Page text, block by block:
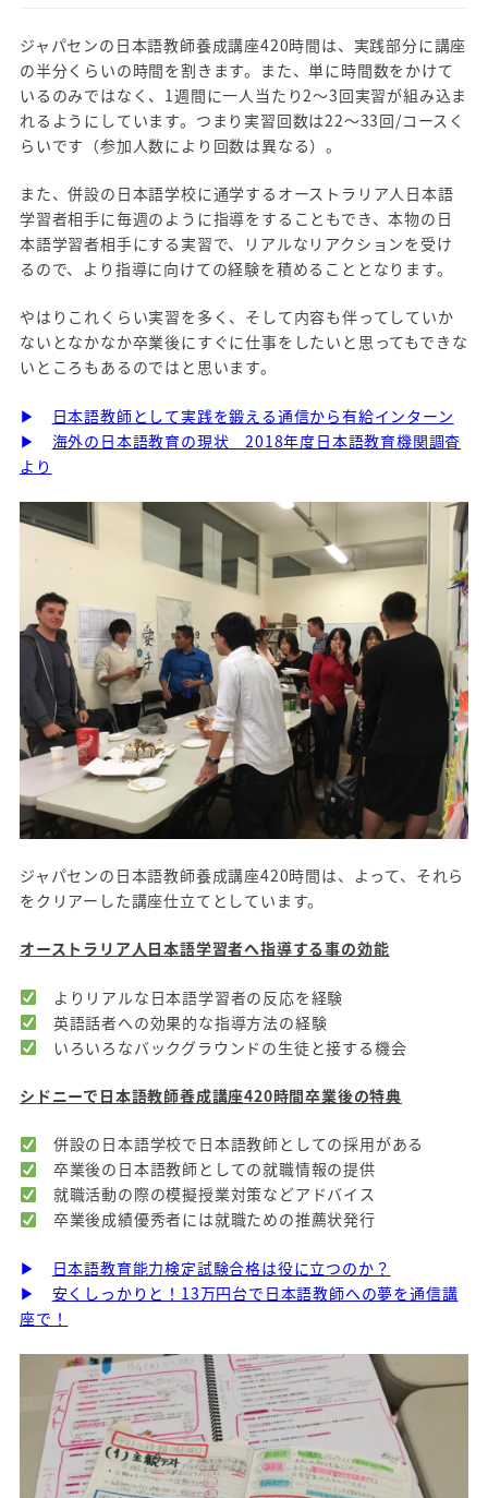
ジャパセンの日本語教師養成講座420時間は、実践部分に講座
の半分くらいの時間を割きます。また、単に時間数をかけて
いるのみではなく、1週間に一人当たり2～3回実習が組み込ま
れるようにしています。つまり実習回数は22～33回/コースく
らいです（参加人数により回数は異なる）。
また、併設の日本語学校に通学するオーストラリア人日本語
学習者相手に毎週のように指導をすることもでき、本物の日
本語学習者相手にする実習で、リアルなリアクションを受け
るので、より指導に向けての経験を積めることとなります。
やはりこれくらい実習を多く、そして内容も伴ってしていか
ないとなかなか卒業後にすぐに仕事をしたいと思ってもできな
いところもあるのではと思います。
▶
日本語教師として実践を鍛える通信から有給インターン
▶
海外の日本語教育の現状 2018年度日本語教育機関調査
より
ジャパセンの日本語教師養成講座420時間は、よって、それら
をクリアーした講座仕立てとしています。
オーストラリア人日本語学習者へ指導する事の効能
よりリアルな日本語学習者の反応を経験
英語話者への効果的な指導方法の経験
いろいろなバックグラウンドの生徒と接する機会
シドニーで日本語教師養成講座420時間卒業後の特典
併設の日本語学校で日本語教師としての採用がある
卒業後の日本語教師としての就職情報の提供
就職活動の際の模擬授業対策などアドバイス
卒業後成績優秀者には就職ための推薦状発行
▶
日本語教育能力検定試験合格は役に立つのか？
▶
安くしっかりと！13万円台で日本語教師への夢を通信講
座で！